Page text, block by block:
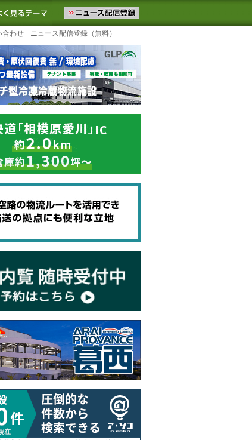
スをお届けします。物流ニュースメール配信を登録す
に入りに追加 よく見るテーマ
合わせ ニュース配信登録（無料）